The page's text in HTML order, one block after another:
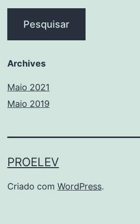
Archives
Maio 2021
Maio 2019
PROELEV
Criado com WordPress.